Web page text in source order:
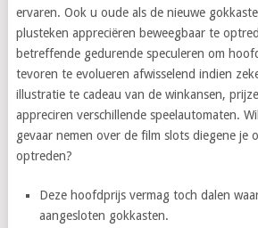
ervaren. Ook u oude als de nieuwe
plusteken appreciëren beweegbaar te
betreffende gedurende speculeren om
tevoren te evolueren afwisselend indien
illustratie te cadeau van de winkansen,
appreciren verschillende speelautomaten.
gevaar nemen over de film slots diegene je
optreden?
Deze hoofdprijs vermag toch dalen
aangesloten gokkasten.